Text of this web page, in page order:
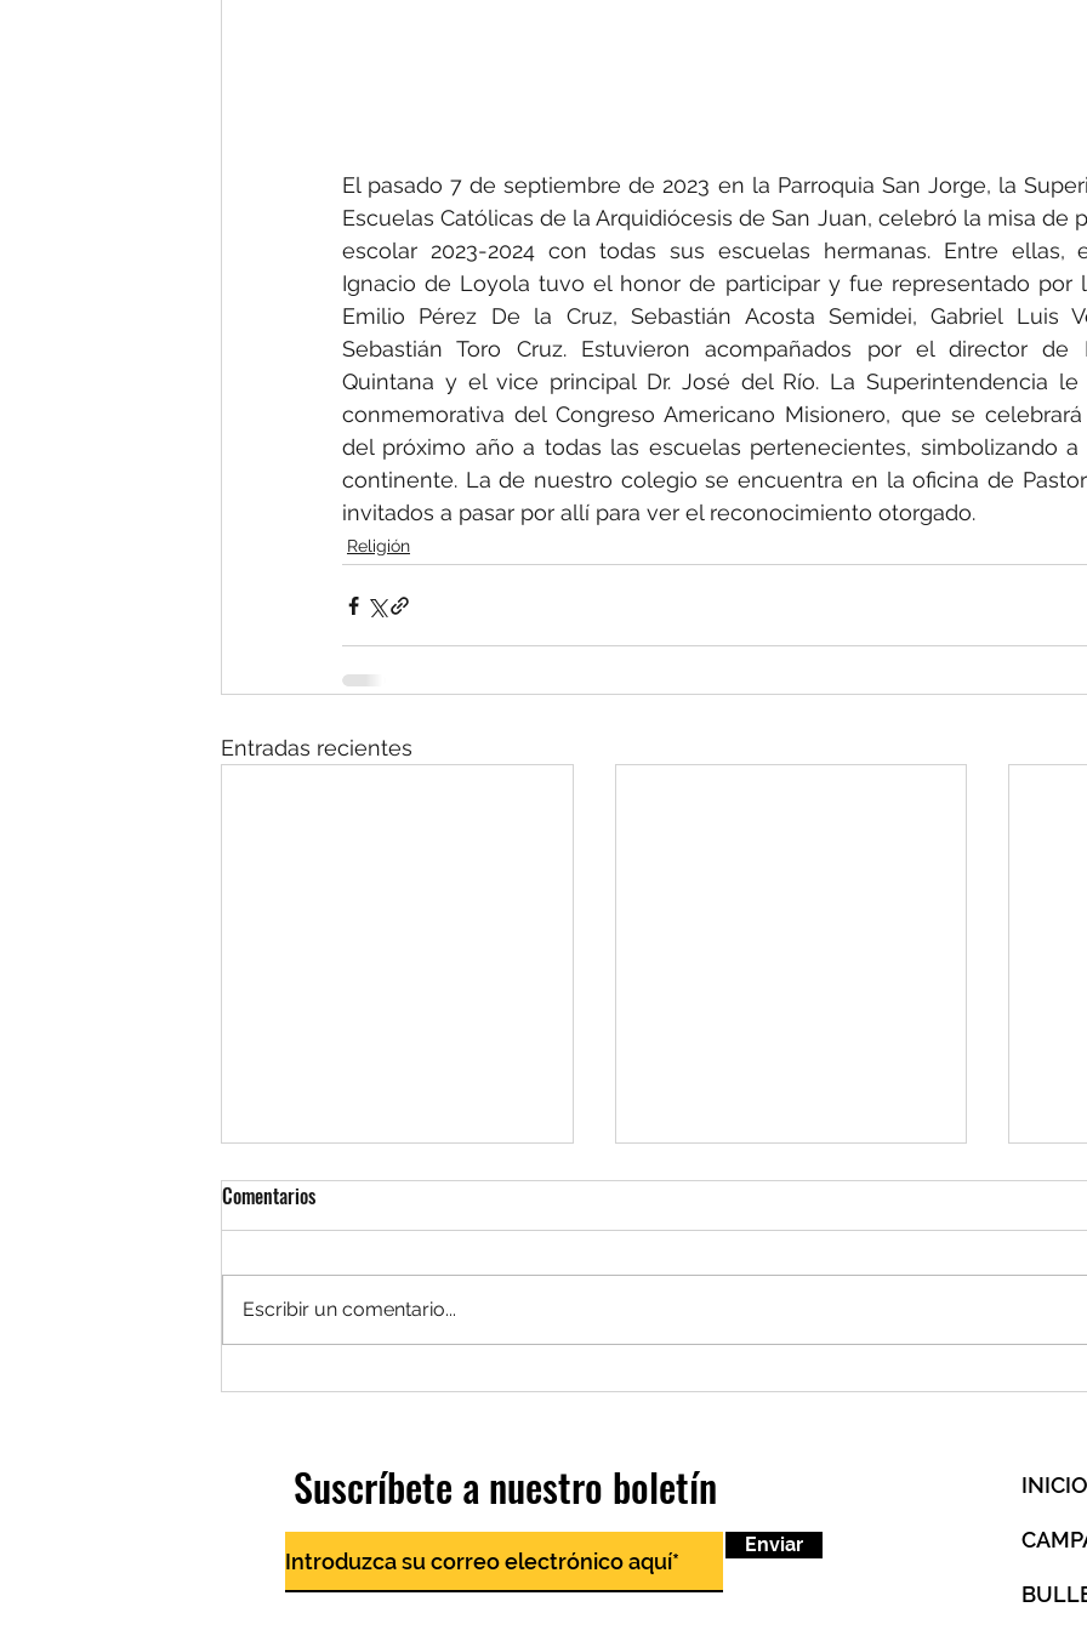
El pasado 7 de septiembre de 2023 en la Parroquia San Jorge, la
Escuelas Católicas de la Arquidiócesis de San Juan, celebró la misa de
escolar 2023-2024 con todas sus escuelas hermanas. Entre ellas,
Ignacio de Loyola tuvo el honor de participar y fue representado por
Emilio Pérez De la Cruz, Sebastián Acosta Semidei, Gabriel Luis
Sebastián Toro Cruz. Estuvieron acompañados por el director de
Quintana y el vice principal Dr. José del Río. La Superintendencia
conmemorativa del Congreso Americano Misionero, que se
del próximo año a todas las escuelas pertenecientes, simbolizando a
continente. La de nuestro colegio se encuentra en la oficina de
invitados a pasar por allí para ver el reconocimiento otorgado.
Religión
Entradas recientes
No basta con pasar por San
Homilía del II Domingo de Pascua
Comentarios
Escribir un comentario...
Suscríbete a nuestro boletín
Enviar
INICIO